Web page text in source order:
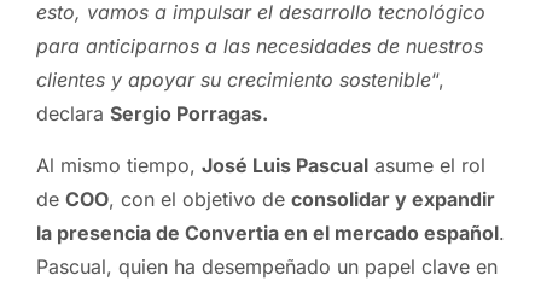
esto, vamos a impulsar el desarrollo tecnológico
para anticiparnos a las necesidades de nuestros
clientes y apoyar su crecimiento sostenible“,
declara Sergio Porragas.
Al mismo tiempo, José Luis Pascual asume el rol
de COO, con el objetivo de consolidar y expandir
la presencia de Convertia en el mercado español.
Pascual, quien ha desempeñado un papel clave en